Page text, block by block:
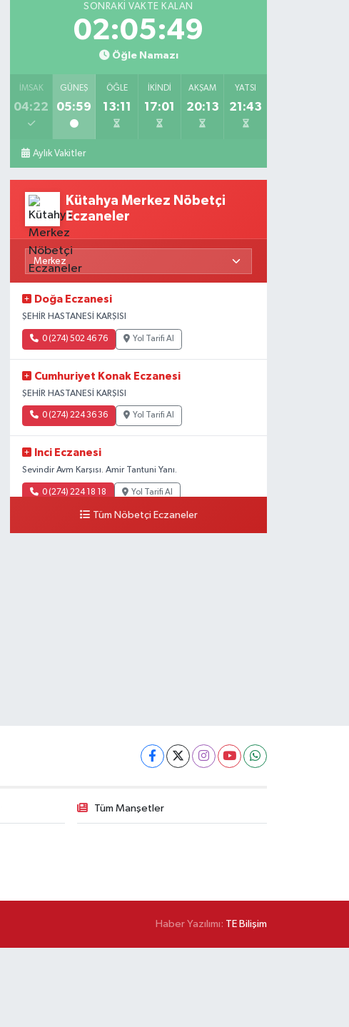
SONRAKI VAKTE KALAN
02:05:48
Öğle Namazı
İMSAK
04:22
GÜNEŞ
05:59
ÖĞLE
13:11
İKINDI
17:01
AKŞAM
20:13
YATSI
21:43
Aylık Vakitler
Kütahya Merkez Nöbetçi
Eczaneler
Doğa Eczanesi
ŞEHİR HASTANESİ KARŞISI
0 (274) 502 46 76 Yol Tarifi Al
Cumhuriyet Konak Eczanesi
ŞEHİR HASTANESİ KARŞISI
0 (274) 224 36 36 Yol Tarifi Al
Inci Eczanesi
Sevindir Avm Karşısı. Amir Tantuni Yanı.
0 (274) 224 18 18 Yol Tarifi Al
Tüm Nöbetçi Eczaneler
Tüm Manşetler
Haber Yazılımı: TE Bilişim